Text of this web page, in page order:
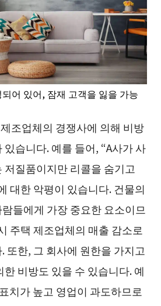
어 있어, 잠재 고객을 잃을 가능
조업체의 경쟁사에 의해 비방
습니다. 예를 들어, “A사가 사
저질품이지만 리콜을 숨기고
대한 악평이 있습니다. 건물의
들에게 가장 중요한 요소이므
주택 제조업체의 매출 감소로
또한, 그 회사에 원한을 가지고
비방도 있을 수 있습니다. 예
치가 높고 영업이 과도하므로